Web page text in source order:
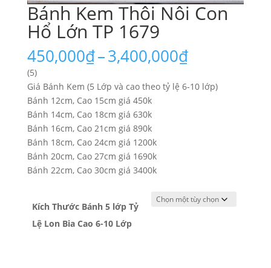
Bánh Kem Thôi Nôi Con
Hổ Lớn TP 1679
450,000₫–3,400,000₫Khoảng
từ
450,000₫
(5)
Giá Bánh Kem (5 Lớp và cao theo tỷ lệ 6-10 lớp)
Bánh 12cm, Cao 15cm giá 450k
Bánh 14cm, Cao 18cm giá 630k
Bánh 16cm, Cao 21cm giá 890k
Bánh 18cm, Cao 24cm giá 1200k
Bánh 20cm, Cao 27cm giá 1690k
Bánh 22cm, Cao 30cm giá 3400k
Kích Thước Bánh 5 lớp Tỷ
Lệ Lon Bia Cao 6-10 Lớp